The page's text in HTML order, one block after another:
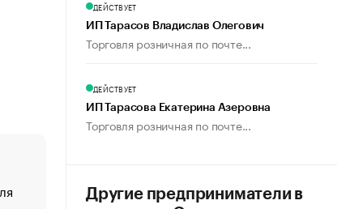
«От спорта тело стареет иначе». Как живет глава
ДЕЙСТВУЕТ
ИП Тарасов Владислав Олегович
Торговля розничная по почте...
ДЕЙСТВУЕТ
ИП Тарасова Екатерина Азеровна
Торговля розничная по почте...
Другие предприниматели в